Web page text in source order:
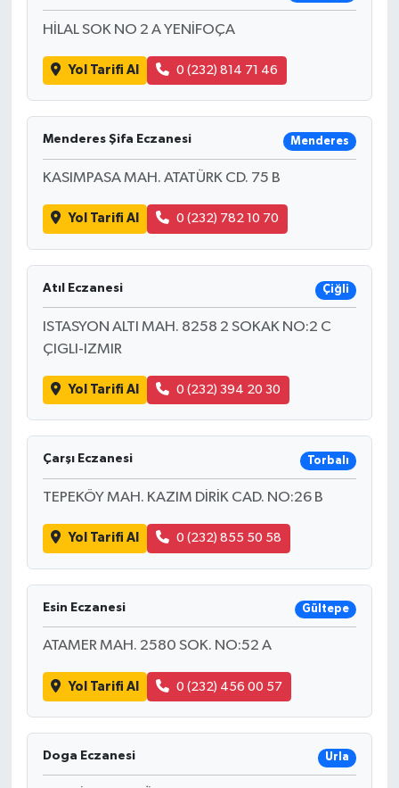
HİLAL SOK NO 2 A YENİFOÇA
Yol Tarifi Al 0 (232) 814 71 46
Menderes Şifa Eczanesi Menderes
KASIMPASA MAH. ATATÜRK CD. 75 B
Yol Tarifi Al 0 (232) 782 10 70
Atıl Eczanesi Çiğli
ISTASYON ALTI MAH. 8258 2 SOKAK NO:2 C
ÇIGLI-IZMIR
Yol Tarifi Al 0 (232) 394 20 30
Çarşı Eczanesi Torbalı
TEPEKÖY MAH. KAZIM DİRİK CAD. NO:26 B
Yol Tarifi Al 0 (232) 855 50 58
Esin Eczanesi Gültepe
ATAMER MAH. 2580 SOK. NO:52 A
Yol Tarifi Al 0 (232) 456 00 57
Doga Eczanesi Urla